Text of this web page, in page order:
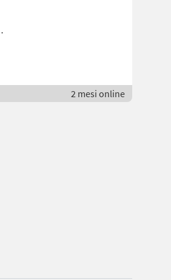
2 mesi online